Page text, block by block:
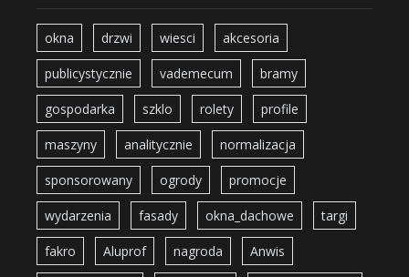
okna drzwi wiesci akcesoria
publicystycznie vademecum bramy
gospodarka szklo rolety profile
maszyny analitycznie normalizacja
sponsorowany ogrody promocje
wydarzenia fasady okna_dachowe targi
fakro Aluprof nagroda Anwis